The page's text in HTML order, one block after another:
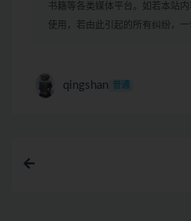
书籍等各类媒体平台。如若本站
使用，若由此引起的所有纠纷，一
qingshan 普通